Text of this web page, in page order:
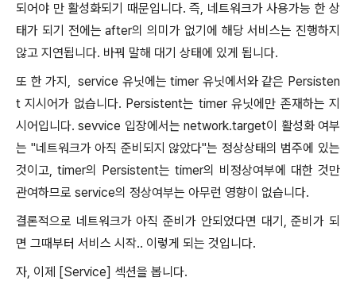
되어야 만 활성화되기 때문입니다. 즉, 네트워크가 사용가능 한 상
태가 되기 전에는 after의 의미가 없기에 해당 서비스는 진행하지
않고 지연됩니다. 바꿔 말해 대기 상태에 있게 됩니다.
또 한 가지, service 유닛에는 timer 유닛에서와 같은 Persisten
t 지시어가 없습니다. Persistent는 timer 유닛에만 존재하는 지
시어입니다. sevvice 입장에서는 network.target이 활성화 여부
는 "네트워크가 아직 준비되지 않았다"는 정상상태의 범주에 있는
것이고, timer의 Persistent는 timer의 비정상여부에 대한 것만
관여하므로 service의 정상여부는 아무런 영향이 없습니다.
결론적으로 네트워크가 아직 준비가 안되었다면 대기, 준비가 되
면 그때부터 서비스 시작.. 이렇게 되는 것입니다.
자, 이제 [Service] 섹션을 봅니다.